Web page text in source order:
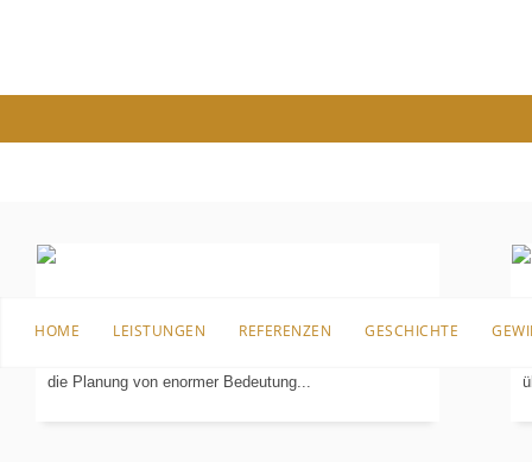
HOME LEISTUNGEN REFERENZEN GESCHICHTE
die Planung von enormer Bedeutung...